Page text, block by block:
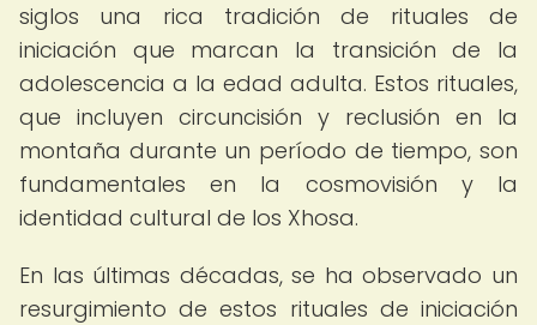
siglos una rica tradición de rituales de
iniciación que marcan la transición de la
adolescencia a la edad adulta. Estos rituales,
que incluyen circuncisión y reclusión en la
montaña durante un período de tiempo, son
fundamentales en la cosmovisión y la
identidad cultural de los Xhosa.
En las últimas décadas, se ha observado un
resurgimiento de estos rituales de iniciación